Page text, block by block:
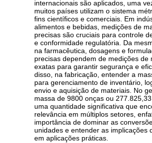
internacionais são aplicados, uma
muitos países utilizam o sistema
fins científicos e comerciais. Em
alimentos e bebidas, medições de
precisas são cruciais para controle
e conformidade regulatória. Da
na farmacêutica, dosagens e
precisas dependem de medições de
exatas para garantir segurança e
disso, na fabricação, entender a
para gerenciamento de inventário,
envio e aquisição de materiais. No
massa de 9800 onças ou
uma quantidade significativa que
relevância em múltiplos setores,
importância de dominar as
unidades e entender as implicações
em aplicações práticas.